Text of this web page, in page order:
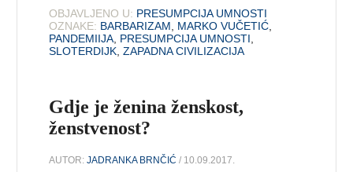
OBJAVLJENO U: PRESUMPCIJA UMNOSTI
OZNAKE: BARBARIZAM MARKO VUČETIĆ
PANDEMIIJA PRESUMPCIJA UMNOSTI
SLOTERDIJK ,ZAPADNA CIVILIZACIJA
Gdje je ženina ženskost,
ženstvenost?
AUTOR:JADRANKA BRNČIĆ / 10.09.2017.